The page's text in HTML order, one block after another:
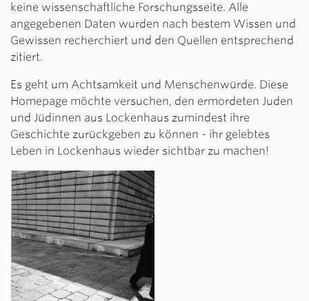
keine wissenschaftliche Forschungsseite. Alle
angegebenen Daten wurden nach bestem Wissen und
Gewissen recherchiert und den Quellen entsprechend
zitiert.
Es geht um Achtsamkeit und Menschenwürde. Diese
Homepage möchte versuchen, den ermordeten Juden
und Jüdinnen aus Lockenhaus zumindest ihre
Geschichte zurückgeben zu können - ihr gelebtes
Leben in Lockenhaus wieder sichtbar zu machen!